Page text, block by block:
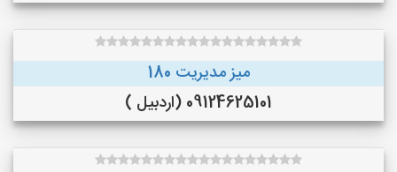
میز مدیریت 180
09124625101 (اردبیل )